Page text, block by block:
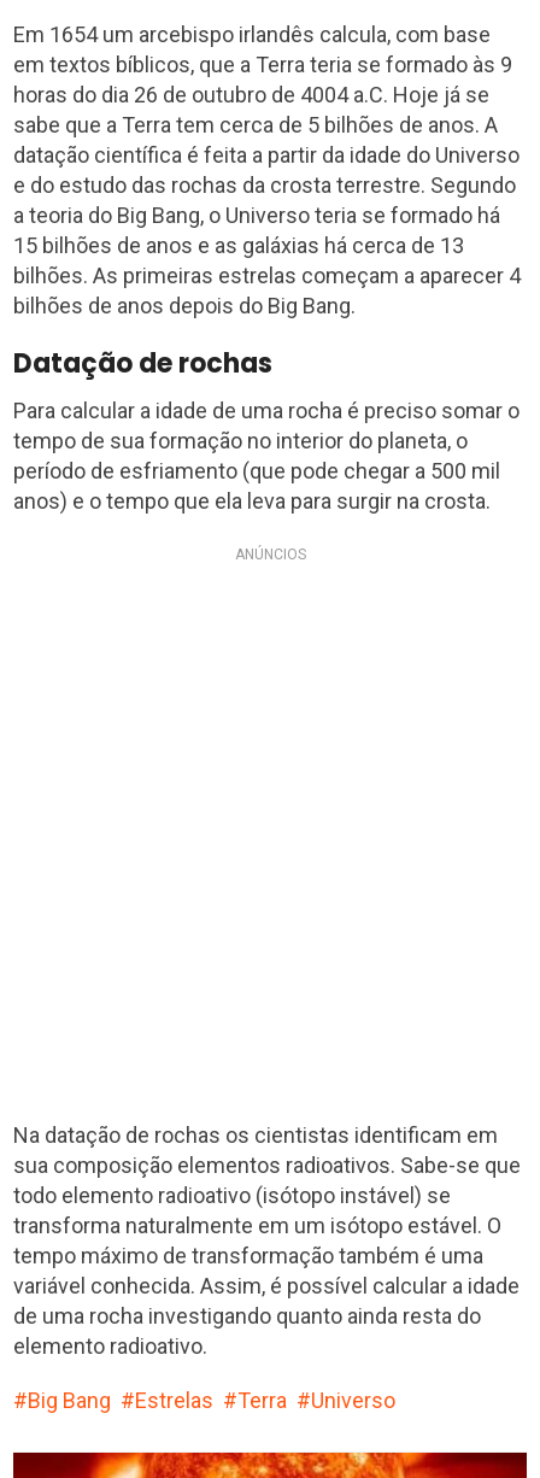
Em 1654 um arcebispo irlandês calcula, com base
em textos bíblicos, que a Terra teria se formado às 9
horas do dia 26 de outubro de 4004 a.C. Hoje já se
sabe que a Terra tem cerca de 5 bilhões de anos. A
datação científica é feita a partir da idade do Universo
e do estudo das rochas da crosta terrestre. Segundo
a teoria do Big Bang, o Universo teria se formado há
15 bilhões de anos e as galáxias há cerca de 13
bilhões. As primeiras estrelas começam a aparecer 4
bilhões de anos depois do Big Bang.
Datação de rochas
Para calcular a idade de uma rocha é preciso somar o
tempo de sua formação no interior do planeta, o
período de esfriamento (que pode chegar a 500 mil
anos) e o tempo que ela leva para surgir na crosta.
ANÚNCIOS
Na datação de rochas os cientistas identificam em
sua composição elementos radioativos. Sabe-se que
todo elemento radioativo (isótopo instável) se
transforma naturalmente em um isótopo estável. O
tempo máximo de transformação também é uma
variável conhecida. Assim, é possível calcular a idade
de uma rocha investigando quanto ainda resta do
elemento radioativo.
Big Bang Estrelas Terra Universo